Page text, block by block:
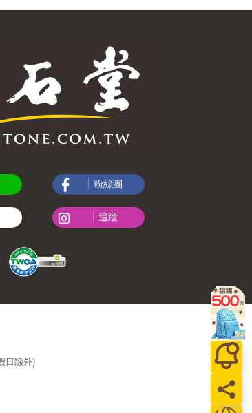
粉絲團
追蹤
日除外)